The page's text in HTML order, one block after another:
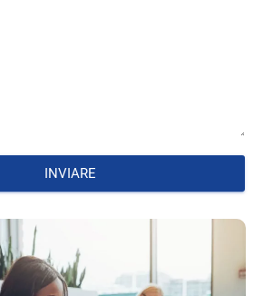
INVIARE